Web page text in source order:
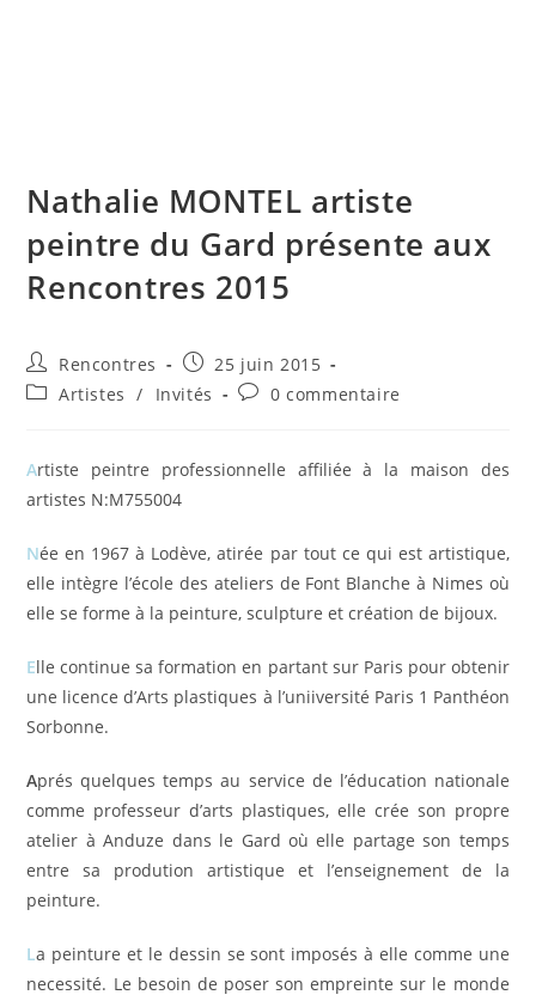
Nathalie MONTEL artiste
peintre du Gard présente aux
Rencontres 2015
Auteur/autrice
de
la
Rencontres
Publication
publiée :
25 juin 2015
PostArtistes / Invités
Commentaires
publication :
0 commentaire
Artiste peintre professionnelle affiliée à la maison des
artistes N:M755004
Née en 1967 à Lodève, atirée par tout ce qui est artistique,
elle intègre l’école des ateliers de Font Blanche à Nimes où
elle se forme à la peinture, sculpture et création de bijoux.
Elle continue sa formation en partant sur Paris pour obtenir
une licence d’Arts plastiques à l’uniiversité Paris 1 Panthéon
Sorbonne.
Aprés quelques temps au service de l’éducation nationale
comme professeur d’arts plastiques, elle crée son propre
atelier à Anduze dans le Gard où elle partage son temps
entre sa prodution artistique et l’enseignement de la
peinture.
La peinture et le dessin se sont imposés à elle comme une
necessité. Le besoin de poser son empreinte sur le monde